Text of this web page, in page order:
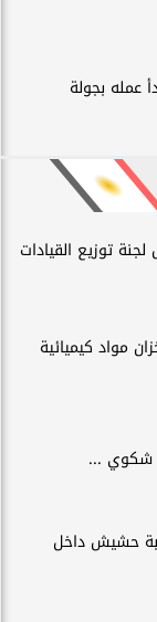
عمله بجولة
توزيع القيادات
مواد كيميائية
شكوي ...
بحوزته 75 طربة حشيش داخل